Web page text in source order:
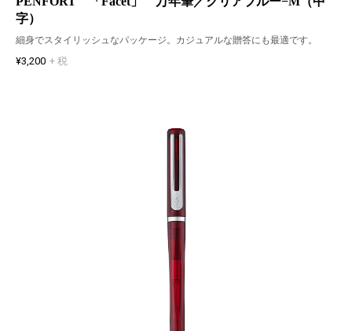
字）
細身でスタイリッシュなパッケージ。カジュアルな贈答にも最適です。
¥3,200 + 税